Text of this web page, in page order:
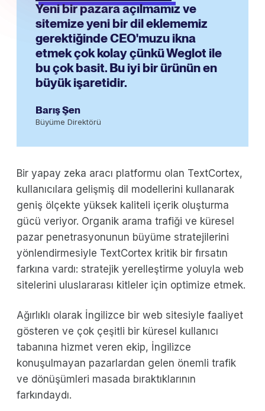
Yeni bir pazara açılmamız ve
sitemize yeni bir dil eklememiz
gerektiğinde CEO'muzu ikna
etmek çok kolay çünkü Weglot ile
bu çok basit. Bu iyi bir ürünün en
büyük işaretidir.
Barış Şen
Büyüme Direktörü
Bir yapay zeka aracı platformu olan TextCortex,
kullanıcılara gelişmiş dil modellerini kullanarak
geniş ölçekte yüksek kaliteli içerik oluşturma
gücü veriyor. Organik arama trafiği ve küresel
pazar penetrasyonunun büyüme stratejilerini
yönlendirmesiyle TextCortex kritik bir fırsatın
farkına vardı: stratejik yerelleştirme yoluyla web
sitelerini uluslararası kitleler için optimize etmek.
Ağırlıklı olarak İngilizce bir web sitesiyle faaliyet
gösteren ve çok çeşitli bir küresel kullanıcı
tabanına hizmet veren ekip, İngilizce
konuşulmayan pazarlardan gelen önemli trafik
ve dönüşümleri masada bıraktıklarının
farkındaydı.